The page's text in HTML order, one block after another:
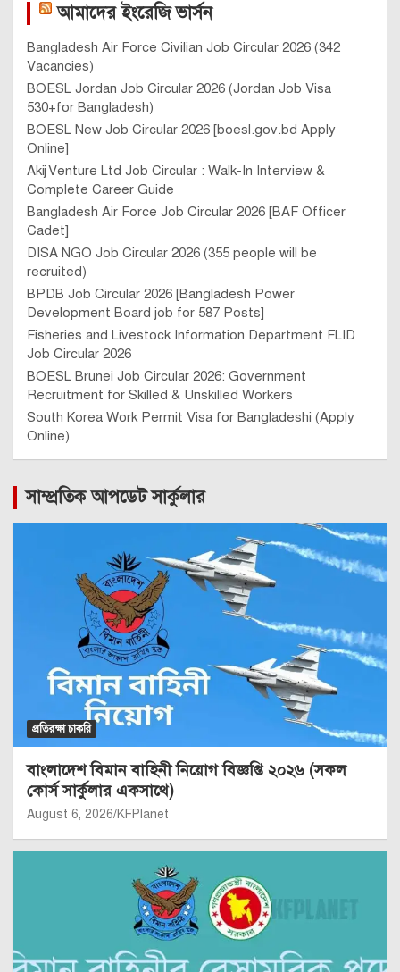
আমাদের ইংরেজি ভার্সন
Bangladesh Air Force Civilian Job Circular 2026 (342
Vacancies)
BOESL Jordan Job Circular 2026 (Jordan Job Visa
530+for Bangladesh)
BOESL New Job Circular 2026 [boesl.gov.bd Apply
Online]
Akij Venture Ltd Job Circular : Walk-In Interview &
Complete Career Guide
Bangladesh Air Force Job Circular 2026 [BAF Officer
Cadet]
DISA NGO Job Circular 2026 (355 people will be
recruited)
BPDB Job Circular 2026 [Bangladesh Power
Development Board job for 587 Posts]
Fisheries and Livestock Information Department FLID
Job Circular 2026
BOESL Brunei Job Circular 2026: Government
Recruitment for Skilled & Unskilled Workers
South Korea Work Permit Visa for Bangladeshi (Apply
Online)
সাম্প্রতিক আপডেট সার্কুলার
প্রতিরক্ষা চাকরি
বাংলাদেশ বিমান বাহিনী নিয়োগ বিজ্ঞপ্তি ২০২৬ (সকল
কোর্স সার্কুলার একসাথে)
August 6, 2026 KFPlanet